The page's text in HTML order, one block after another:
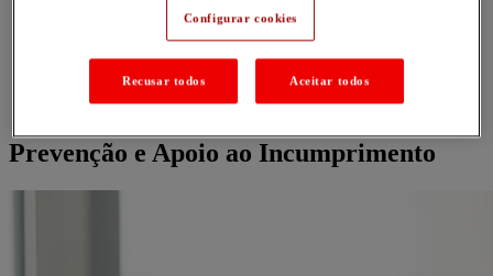
Home
Prevenção e Apoio ao Incumprimento
Prevenção e Apoio ao Incumprimento
Configurar cookies
Recusar todos Aceitar todos